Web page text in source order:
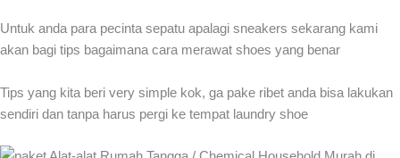
Untuk anda para pecinta sepatu apalagi sneakers sekarang kami
akan bagi tips bagaimana cara merawat shoes yang benar
Tips yang kita beri very simple kok, ga pake ribet anda bisa lakukan
sendiri dan tanpa harus pergi ke tempat laundry shoe